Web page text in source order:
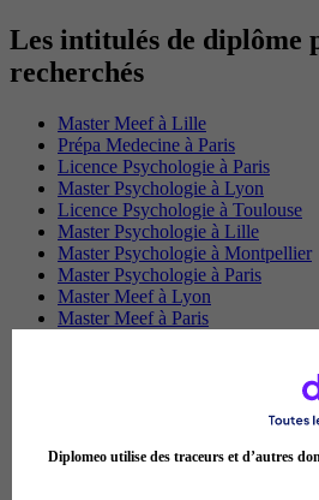
Les intitulés de diplôme
recherchés
Master Meef à Lille
Prépa Medecine à Paris
Licence Psychologie à Paris
Master Psychologie à Lyon
Licence Psychologie à Toulouse
Master Psychologie à Lille
Master Psychologie à Montpellier
Master Psychologie à Paris
Master Meef à Lyon
Master Meef à Paris
Master Informatique à Paris
BTS Communication à Bordeaux
Diplomeo utilise des traceurs et d’autres